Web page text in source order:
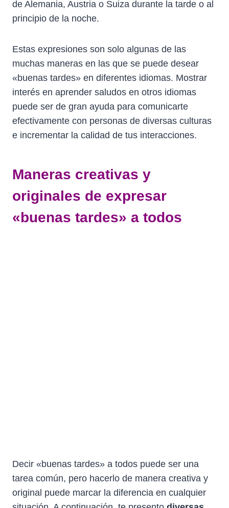
de Alemania, Austria o Suiza durante la tarde o al
principio de la noche.
Estas expresiones son solo algunas de las
muchas maneras en las que se puede desear
«buenas tardes» en diferentes idiomas. Mostrar
interés en aprender saludos en otros idiomas
puede ser de gran ayuda para comunicarte
efectivamente con personas de diversas culturas
e incrementar la calidad de tus interacciones.
Maneras creativas y
originales de expresar
«buenas tardes» a todos
Decir «buenas tardes» a todos puede ser una
tarea común, pero hacerlo de manera creativa y
original puede marcar la diferencia en cualquier